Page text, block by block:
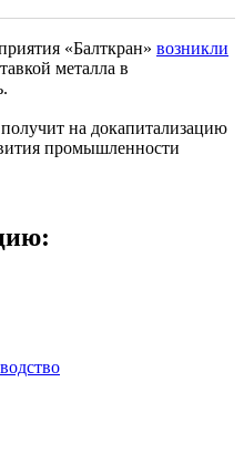
«Балткран» возникли
металла в
на докапитализацию
промышленности